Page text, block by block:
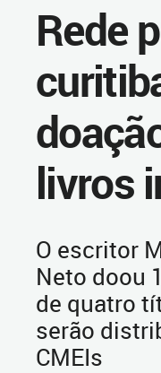
Rede
livros
O escritor
Neto doou
de quatro
serão
CMEIs